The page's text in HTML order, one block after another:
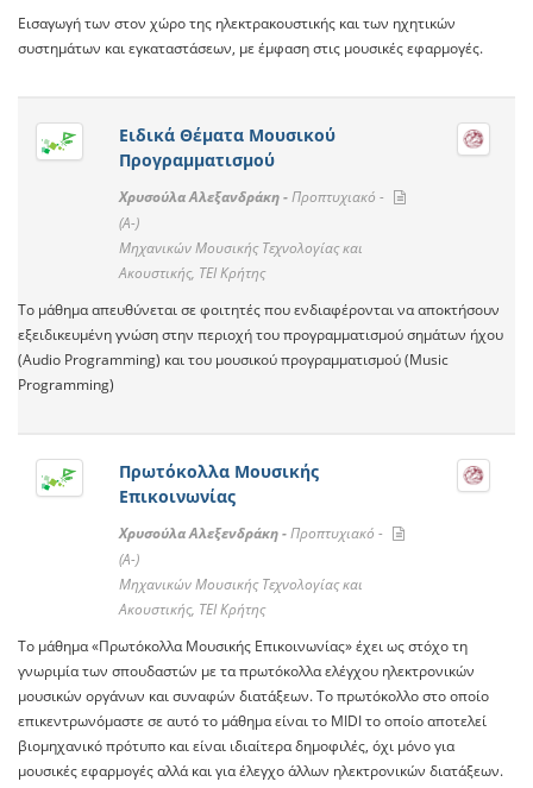
Εισαγωγή των στον χώρο της ηλεκτρακουστικής και των ηχητικών
συστημάτων και εγκαταστάσεων, με έμφαση στις μουσικές εφαρμογές.
Ειδικά Θέματα Μουσικού
Προγραμματισμού
Χρυσούλα Αλεξανδράκη -Προπτυχιακό -
(A-)
Μηχανικών Μουσικής Τεχνολογίας και
Ακουστικής, ΤΕΙ Κρήτης
Το μάθημα απευθύνεται σε φοιτητές που ενδιαφέρονται να αποκτήσουν
εξειδικευμένη γνώση στην περιοχή του προγραμματισμού σημάτων ήχου
(Audio Programming) και του μουσικού προγραμματισμού (Music
Programming)
Πρωτόκολλα Μουσικής
Επικοινωνίας
Χρυσούλα Αλεξενδράκη -Προπτυχιακό -
(A-)
Μηχανικών Μουσικής Τεχνολογίας και
Ακουστικής, ΤΕΙ Κρήτης
Το μάθημα «Πρωτόκολλα Μουσικής Επικοινωνίας» έχει ως στόχο τη
γνωριμία των σπουδαστών με τα πρωτόκολλα ελέγχου ηλεκτρονικών
μουσικών οργάνων και συναφών διατάξεων. Το πρωτόκολλο στο οποίο
επικεντρωνόμαστε σε αυτό το μάθημα είναι το MIDI το οποίο αποτελεί
βιομηχανικό πρότυπο και είναι ιδιαίτερα δημοφιλές, όχι μόνο για
μουσικές εφαρμογές αλλά και για έλεγχο άλλων ηλεκτρονικών διατάξεων.